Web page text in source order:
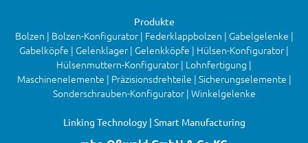
Produkte
Bolzen | Bolzen-Konfigurator | Federklappbolzen | Gabelgelenke |
Gabelköpfe | Gelenklager | Gelenkköpfe | Hülsen-Konfigurator |
Hülsenmuttern-Konfigurator | Lohnfertigung |
Maschinenelemente | Präzisionsdrehteile | Sicherungselemente |
Sonderschrauben-Konfigurator | Winkelgelenke
Linking Technology | Smart Manufacturing